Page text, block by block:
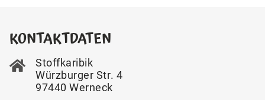
KONTAKTDATEN
Stoffkaribik
Würzburger Str. 4
97440 Werneck